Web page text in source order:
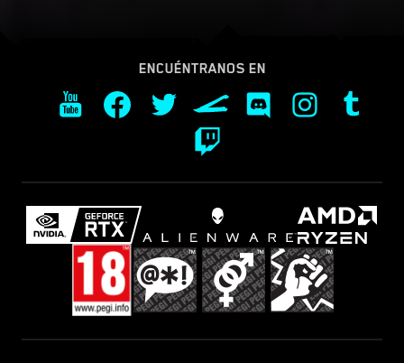
ENCUÉNTRANOS EN